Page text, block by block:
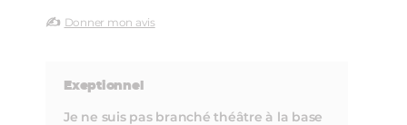
✍️ Donner mon avis
Exeptionnel
Je ne suis pas branché théâtre à la base